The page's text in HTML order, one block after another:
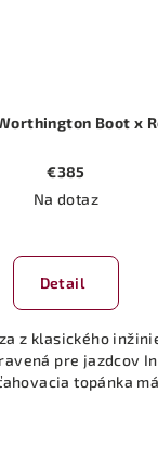
Boot x
€385
Na dotaz
Detail
z klasického
pre jazdcov
topánka